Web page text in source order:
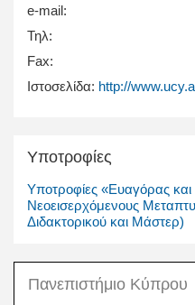
e-mail:
Τηλ:
Fax:
Ιστοσελίδα: http://
Υποτροφίες
Υποτροφίες «Ευαγόρας
Νεοεισερχόμενους
Διδακτορικού και Μάστερ)
Πανεπιστήμιο Κύπρου